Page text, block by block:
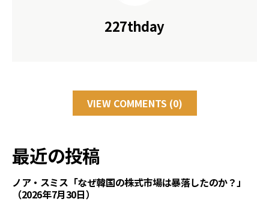
227thday
VIEW COMMENTS (0)
最近の投稿
ノア・スミス「なぜ韓国の株式市場は暴落したのか？」
（2026年7月30日）